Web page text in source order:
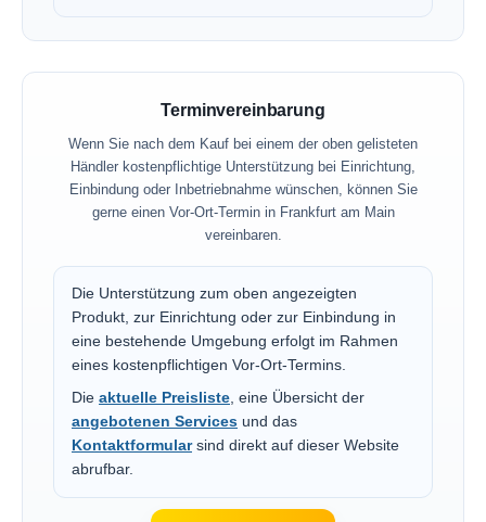
Terminvereinbarung
Wenn Sie nach dem Kauf bei einem der oben gelisteten
Händler kostenpflichtige Unterstützung bei Einrichtung,
Einbindung oder Inbetriebnahme wünschen, können Sie
gerne einen Vor-Ort-Termin in Frankfurt am Main
vereinbaren.
Die Unterstützung zum oben angezeigten
Produkt, zur Einrichtung oder zur Einbindung in
eine bestehende Umgebung erfolgt im Rahmen
eines kostenpflichtigen Vor-Ort-Termins.
Die aktuelle Preisliste , eine Übersicht der
angebotenen Services und das
Kontaktformularsind direkt auf dieser Website
abrufbar.